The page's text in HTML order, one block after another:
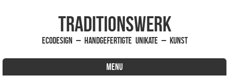
traditionsWerk
EcoDesign – handgefertigte Unikate – Kunst
MENU